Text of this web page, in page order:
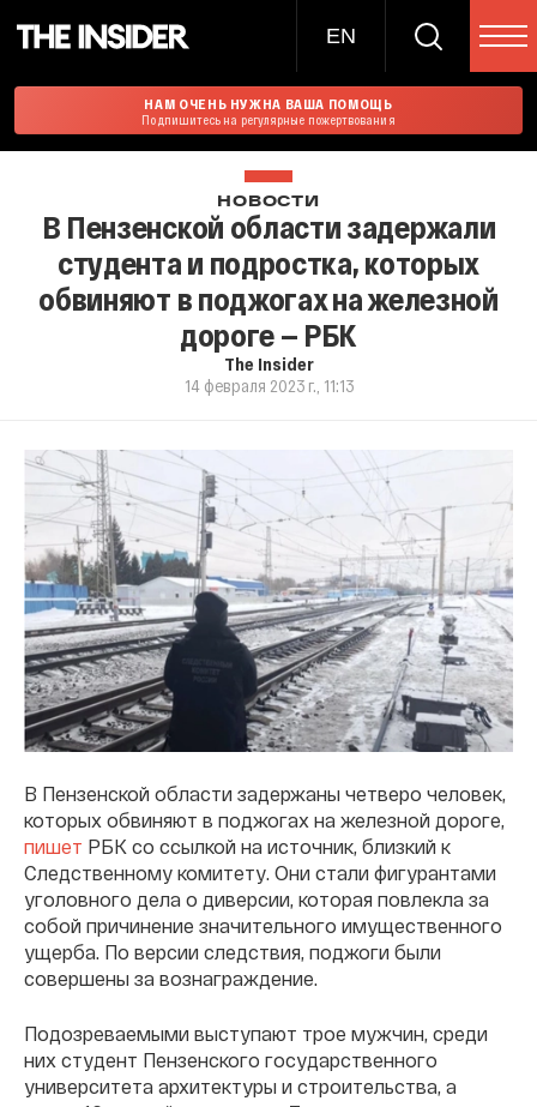
EN
НАМ ОЧЕНЬ НУЖНА ВАША ПОМОЩЬ
Подпишитесь на регулярные пожертвования
НОВОСТИ
В Пензенской области задержали
студента и подростка, которых
обвиняют в поджогах на железной
дороге — РБК
The Insider
14 февраля 2023 г., 11:13
В Пензенской области задержаны четверо человек,
которых обвиняют в поджогах на железной дороге,
пишет РБК со ссылкой на источник, близкий к
Следственному комитету. Они стали фигурантами
уголовного дела о диверсии, которая повлекла за
собой причинение значительного имущественного
ущерба. По версии следствия, поджоги были
совершены за вознаграждение.
Подозреваемыми выступают трое мужчин, среди
них студент Пензенского государственного
университета архитектуры и строительства, а